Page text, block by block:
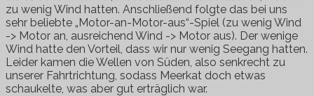
zu wenig Wind hatten. Anschließend folgte das bei uns
sehr beliebte „Motor-an-Motor-aus“-Spiel (zu wenig Wind
-> Motor an, ausreichend Wind -> Motor aus). Der wenige
Wind hatte den Vorteil, dass wir nur wenig Seegang hatten.
Leider kamen die Wellen von Süden, also senkrecht zu
unserer Fahrtrichtung, sodass Meerkat doch etwas
schaukelte, was aber gut erträglich war.